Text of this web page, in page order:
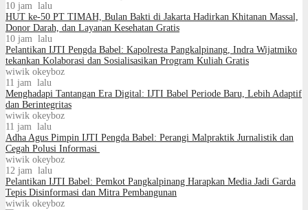
10 jam lalu
HUT ke-50 PT TIMAH, Bulan Bakti di Jakarta Hadirkan Khitanan Massal,
Donor Darah, dan Layanan Kesehatan Gratis
10 jam lalu
Pelantikan IJTI Pengda Babel: Kapolresta Pangkalpinang, Indra Wijatmiko
tekankan Kolaborasi dan Sosialisasikan Program Kuliah Gratis
wiwik okeyboz
11 jam lalu
Menghadapi Tantangan Era Digital: IJTI Babel Periode Baru, Lebih Adaptif
dan Berintegritas
wiwik okeyboz
11 jam lalu
Adha Agus Pimpin IJTI Pengda Babel: Perangi Malpraktik Jurnalistik dan
Cegah Polusi Informasi
wiwik okeyboz
12 jam lalu
Pelantikan IJTI Babel: Pemkot Pangkalpinang Harapkan Media Jadi Garda
Tepis Disinformasi dan Mitra Pembangunan
wiwik okeyboz